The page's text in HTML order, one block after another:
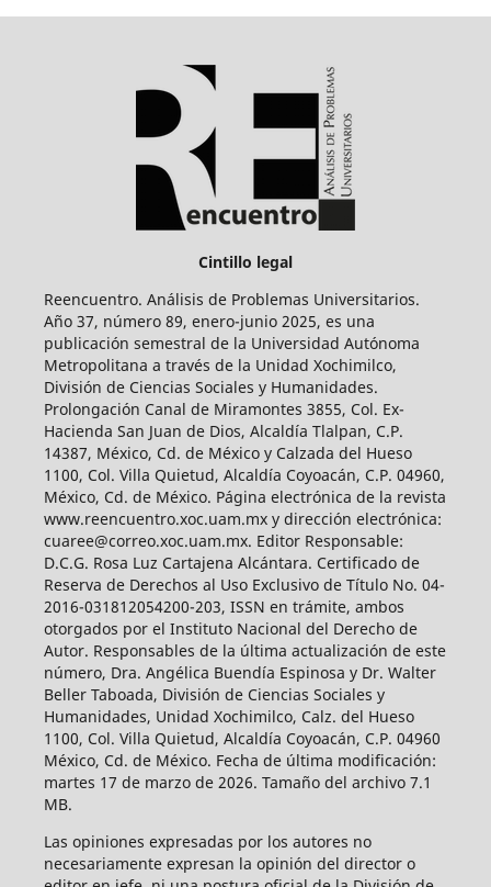
Cintillo legal
Reencuentro. Análisis de Problemas Universitarios.
Año 37, número 89, enero-junio 2025, es una
publicación semestral de la Universidad Autónoma
Metropolitana a través de la Unidad Xochimilco,
División de Ciencias Sociales y Humanidades.
Prolongación Canal de Miramontes 3855, Col. Ex-
Hacienda San Juan de Dios, Alcaldía Tlalpan, C.P.
14387, México, Cd. de México y Calzada del Hueso
1100, Col. Villa Quietud, Alcaldía Coyoacán, C.P. 04960,
México, Cd. de México. Página electrónica de la revista
www.reencuentro.xoc.uam.mx y dirección electrónica:
cuaree@correo.xoc.uam.mx. Editor Responsable:
D.C.G. Rosa Luz Cartajena Alcántara. Certificado de
Reserva de Derechos al Uso Exclusivo de Título No. 04-
2016-031812054200-203, ISSN en trámite, ambos
otorgados por el Instituto Nacional del Derecho de
Autor. Responsables de la última actualización de este
número, Dra. Angélica Buendía Espinosa y Dr. Walter
Beller Taboada, División de Ciencias Sociales y
Humanidades, Unidad Xochimilco, Calz. del Hueso
1100, Col. Villa Quietud, Alcaldía Coyoacán, C.P. 04960
México, Cd. de México. Fecha de última modificación:
martes 17 de marzo de 2026. Tamaño del archivo 7.1
MB.
Las opiniones expresadas por los autores no
necesariamente expresan la opinión del director o